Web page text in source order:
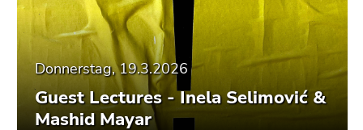
Donnerstag, 19.3.2026
Guest Lectures - Inela Selimović &
Mashid Mayar